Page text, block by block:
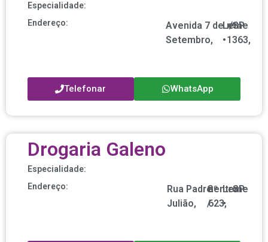
Especialidade:
Endereço:
Avenida 7 de
Setembro,
nº
1363,
/
Leme
•
SP
Telefonar WhatsApp
Drogaria Galeno
Especialidade:
Endereço:
Rua Padre
Julião,
nº
623,
Centro
/
Leme
•
SP